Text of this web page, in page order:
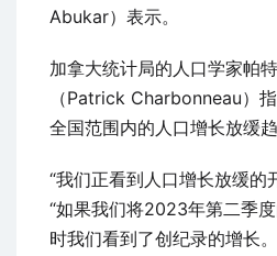
Abukar）表示。
加拿大统计局的人口学家帕
（Patrick Charbonneau）
全国范围内的人口增长放缓趋
“我们正看到人口增长放缓的
“如果我们将2023年第二季
时我们看到了创纪录的增长